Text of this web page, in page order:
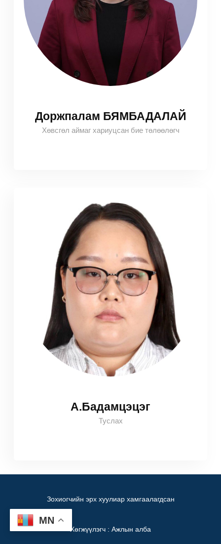
Доржпалам БЯМБАДАЛАЙ
Хөвсгөл аймаг хариуцсан бие төлөөлөгч
А.Бадамцэцэг
Туслах
Зохиогчийн эрх хуулиар хамгаалагдсан
Хөгжүүлэгч : Ажлын алба
MN